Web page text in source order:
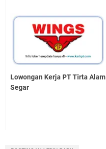
Lowongan Kerja PT Tirta Alam
Segar